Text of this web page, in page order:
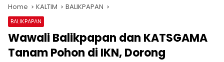
Home KALTIM BALIKPAPAN
BALIKPAPAN
Wawali Balikpapan dan KATSGAMA
Tanam Pohon di IKN, Dorong